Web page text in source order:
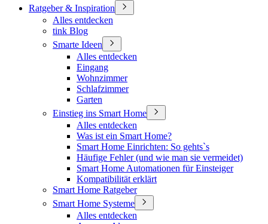
Ratgeber & Inspiration
Alles entdecken
tink Blog
Smarte Ideen
Alles entdecken
Eingang
Wohnzimmer
Schlafzimmer
Garten
Einstieg ins Smart Home
Alles entdecken
Was ist ein Smart Home?
Smart Home Einrichten: So gehts`s
Häufige Fehler (und wie man sie vermeidet)
Smart Home Automationen für Einsteiger
Kompatibilität erklärt
Smart Home Ratgeber
Smart Home Systeme
Alles entdecken